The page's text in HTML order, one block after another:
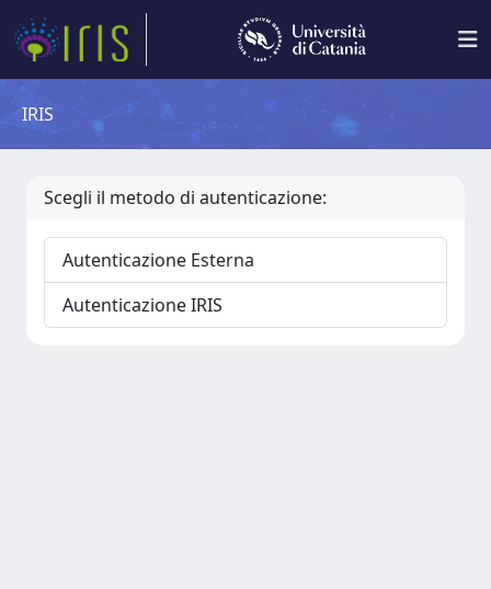
IRIS
Scegli il metodo di autenticazione:
Autenticazione Esterna
Autenticazione IRIS